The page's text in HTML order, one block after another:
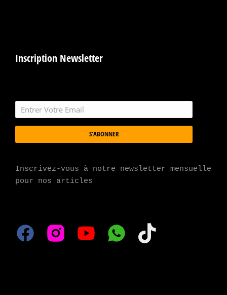
Inscription Newsletter
S'ABONNER
Inscrivez-vous à notre newsletter mensuelle
pour nos articles